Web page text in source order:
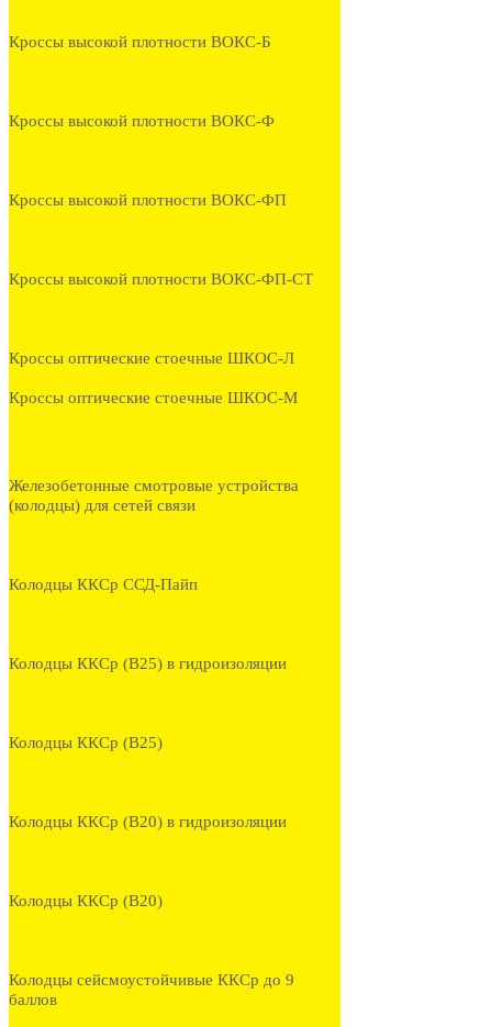
Кроссы высокой плотности ВОКС-Б
Кроссы высокой плотности ВОКС-Ф
Кроссы высокой плотности ВОКС-ФП
Кроссы высокой плотности ВОКС-ФП-СТ
Кроссы оптические стоечные ШКОС-Л
Кроссы оптические стоечные ШКОС-М
Железобетонные смотровые устройства
(колодцы) для сетей связи
Колодцы ККСр ССД-Пайп
Колодцы ККСр (В25) в гидроизоляции
Колодцы ККСр (В25)
Колодцы ККСр (В20) в гидроизоляции
Колодцы ККСр (В20)
Колодцы сейсмоустойчивые ККСр до 9
баллов